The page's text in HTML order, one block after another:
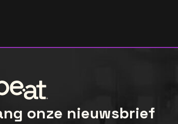
onze nieuwsbrief